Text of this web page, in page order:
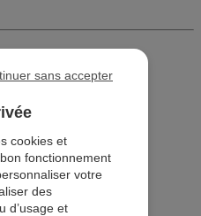
cookies et
fonctionnement
votre
des
d’usage et
sans accepter